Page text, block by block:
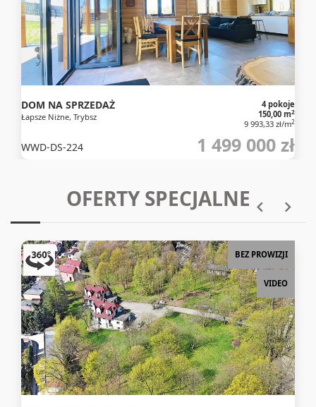
DOM NA SPRZEDAŻ
Łapsze Niżne, Trybsz
4 pokoje
150,00 m2
9 993,33 zł/m2
WWD-DS-224 1 499 000 zł
OFERTY SPECJALNE
BEZ PROWIZJI
VIDEO